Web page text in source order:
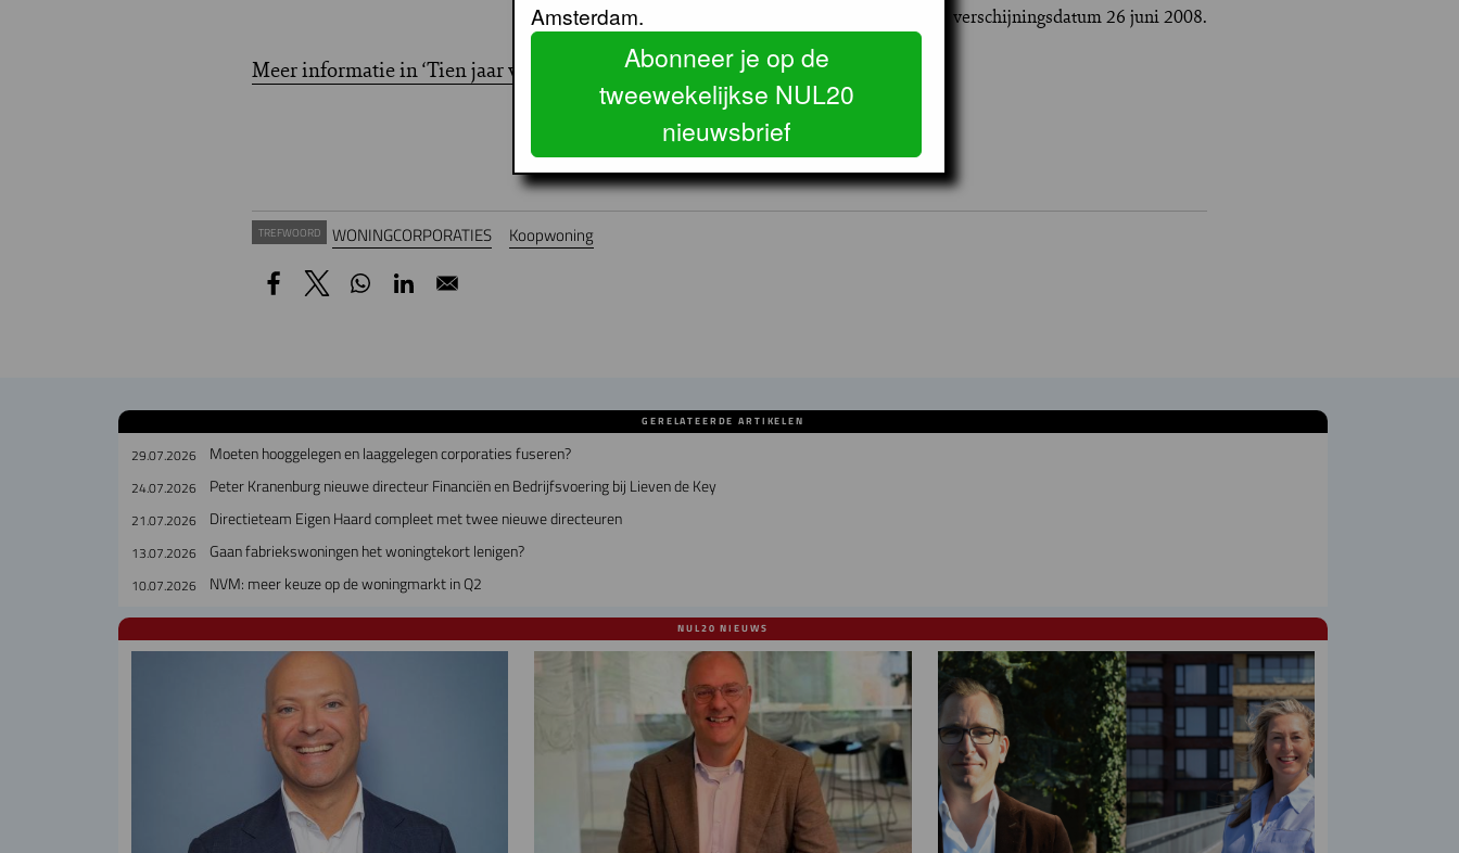
verschijningsdatum 26 juni 2008.
Meer informatie in ‘Tien jaar verkoop sociale huurwoningen’
TREFWOORD WONINGCORPORATIES Koopwoning
GERELATEERDE ARTIKELEN
29.07.2026 Moeten hooggelegen en laaggelegen corporaties fuseren?
24.07.2026 Peter Kranenburg nieuwe directeur Financiën en Bedrijfsvoering bij Lieven de Key
21.07.2026 Directieteam Eigen Haard compleet met twee nieuwe directeuren
13.07.2026 Gaan fabriekswoningen het woningtekort lenigen?
10.07.2026 NVM: meer keuze op de woningmarkt in Q2
NUL20 NIEUWS
Amsterdam.
Abonneer je op de
tweewekelijkse NUL20
nieuwsbrief